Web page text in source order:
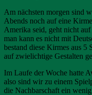
Am nächsten morgen sind
Abends noch auf eine
Amerika seid, geht nicht
man kann es nicht mit
bestand diese Kirmes aus 5
auf zwielichtige Gestalten
Im Laufe der Woche hatte
also sind wir zu einem
die Nachbarschaft ein